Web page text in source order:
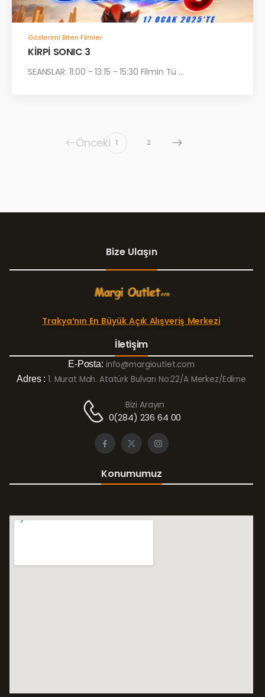
Gösterimi Biten Filmler
KİRPİ SONIC 3
SEANSLAR: 11:00 - 13:15 - 15:30 Filmin Tü ...
Önceki 1 2
Bize Ulaşın
Trakya’nın En Büyük Açık Alışveriş Merkezi
İletişim
E-Posta: info@margioutlet.com
Adres : 1. Murat Mah. Atatürk Bulvarı No:22/A Merkez/Edirne
Bizi Arayın
0(284) 236 64 00
Konumumuz